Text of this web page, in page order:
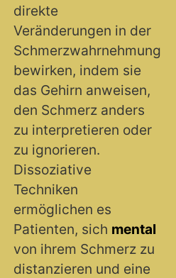
direkte
Veränderungen in der
Schmerzwahrnehmung
bewirken, indem sie
das Gehirn anweisen,
den Schmerz anders
zu interpretieren oder
zu ignorieren.
Dissoziative
Techniken
ermöglichen es
Patienten, sich mental
von ihrem Schmerz zu
distanzieren und eine